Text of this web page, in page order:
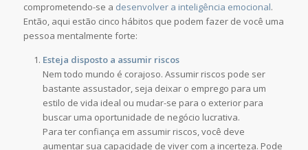
comprometendo-se a desenvolver a inteligência emocional.
Então, aqui estão cinco hábitos que podem fazer de você uma
pessoa mentalmente forte:
Esteja disposto a assumir riscos
Nem todo mundo é corajoso. Assumir riscos pode ser
bastante assustador, seja deixar o emprego para um
estilo de vida ideal ou mudar-se para o exterior para
buscar uma oportunidade de negócio lucrativa.
Para ter confiança em assumir riscos, você deve
aumentar sua capacidade de viver com a incerteza. Pode